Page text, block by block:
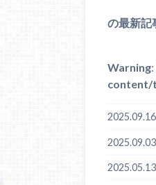
の最新記
Warning
content/
2025.09.16
2025.09.03
2025.05.13